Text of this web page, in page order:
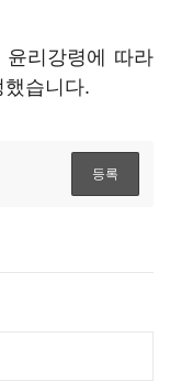
리강령에 따라
했습니다.